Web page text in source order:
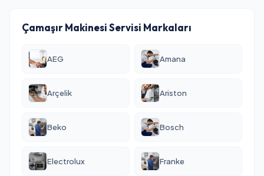
Çamaşır Makinesi Servisi Markaları
AEG Amana
Arçelik Ariston
Beko Bosch
Electrolux Franke